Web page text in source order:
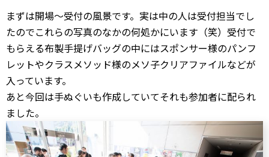
まずは開場～受付の風景です。実は中の人は受付担当でし
たのでこれらの写真のなかの何処かにいます（笑）受付で
もらえる布製手提げバッグの中にはスポンサー様のパンフ
レットやクラスメソッド様のメソ子クリアファイルなどが
入っています。
あと今回は手ぬぐいも作成していてそれも参加者に配られ
ました。